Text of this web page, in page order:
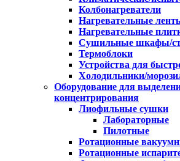
Колбонагреватели
Нагревательные
Нагревательные
Сушильные шкафы/
Термоблоки
Устройства для
Холодильники/
Оборудование для
концентрирования
Лиофильные сушки
Лабораторные
Пилотные
Ротационные
Ротационные